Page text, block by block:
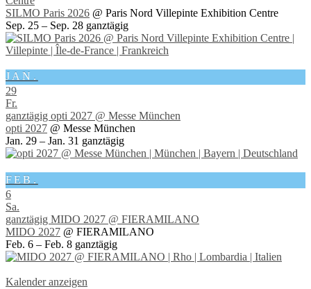
SILMO Paris 2026 @ Paris Nord Villepinte Exhibition Centre
Sep. 25 – Sep. 28 ganztägig
JAN.
29
Fr.
ganztägig opti 2027 @ Messe München
opti 2027 @ Messe München
Jan. 29 – Jan. 31 ganztägig
FEB.
6
Sa.
ganztägig MIDO 2027 @ FIERAMILANO
MIDO 2027 @ FIERAMILANO
Feb. 6 – Feb. 8 ganztägig
Kalender anzeigen